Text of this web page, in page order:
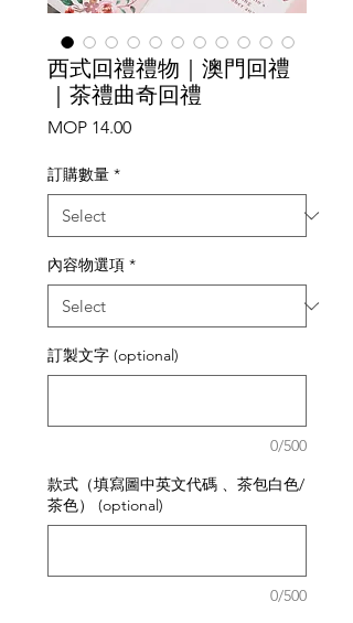
西式回禮禮物｜澳門回禮
｜茶禮曲奇回禮
MOP 14.00Price
訂購數量 *
內容物選項 *
訂製文字 (optional)
0/500
款式（填寫圖中英文代碼 、茶包白色/
茶色） (optional)
0/500